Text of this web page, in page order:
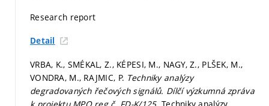
Research report
Detail
VRBA, K., SMÉKAL, Z., KÉPESI, M., NAGY, Z., PLŠEK, M.,
VONDRA, M., RAJMIC, P. Techniky analýzy
degradovaných řečových signálů. Dílčí výzkumná zpráva
k projektu MPO reg.č. FD-K/125. Techniky analýzy